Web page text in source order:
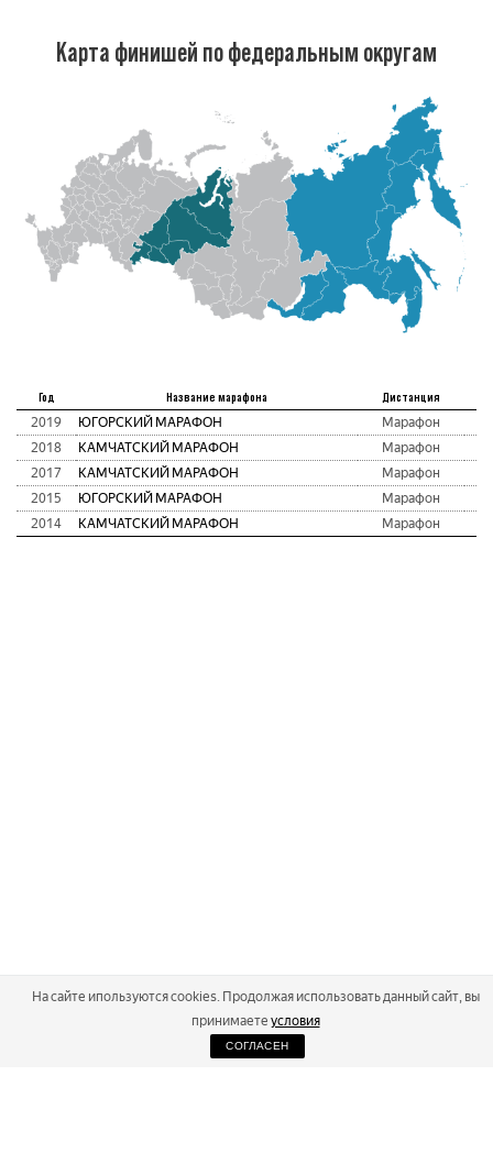
Карта финишей по федеральным округам
Год Название марафона Дистанция
2019 ЮГОРСКИЙ МАРАФОН Марафон
2018
КАМЧАТСКИЙ МАРАФОН Марафон
2017
КАМЧАТСКИЙ МАРАФОН Марафон
2015
ЮГОРСКИЙ МАРАФОН Марафон
2014
КАМЧАТСКИЙ МАРАФОН Марафон
На сайте ипользуются cookies. Продолжая использовать данный сайт, вы
принимаете условия
СОГЛАСЕН